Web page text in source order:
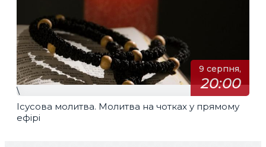
9 серпня,
20:00
\
Ісусова молитва. Молитва на чотках у прямому
ефірі